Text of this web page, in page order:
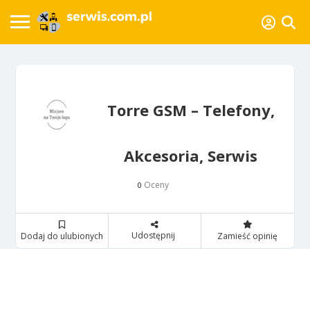
Torre GSM – Telefony,
Akcesoria, Serwis
0 Oceny
Dodaj do ulubionych Udostępnij Zamieść opinię